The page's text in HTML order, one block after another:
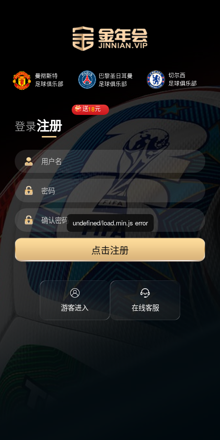
登录注册
送18元
点击注册
游客进入 在线客服
undefined/load.min.js error